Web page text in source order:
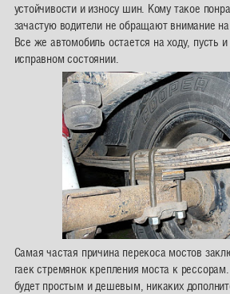
устойчивости и износу шин. Кому такое
зачастую водители не обращают внимание
Все же автомобиль остается на ходу, пусть
исправном состоянии.
Самая частая причина перекоса мостов
гаек стремянок крепления моста к
будет простым и дешевым, никаких